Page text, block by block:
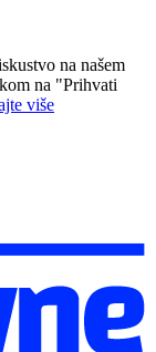
na našem
na "Prihvati
više